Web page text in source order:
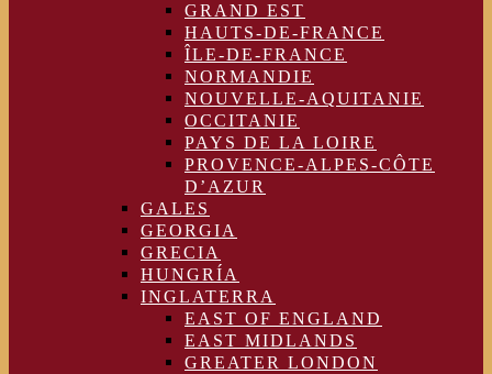
GRAND EST
HAUTS-DE-FRANCE
ÎLE-DE-FRANCE
NORMANDIE
NOUVELLE-AQUITANIE
OCCITANIE
PAYS DE LA LOIRE
PROVENCE-ALPES-CÔTE
D’AZUR
GALES
GEORGIA
GRECIA
HUNGRÍA
INGLATERRA
EAST OF ENGLAND
EAST MIDLANDS
GREATER LONDON